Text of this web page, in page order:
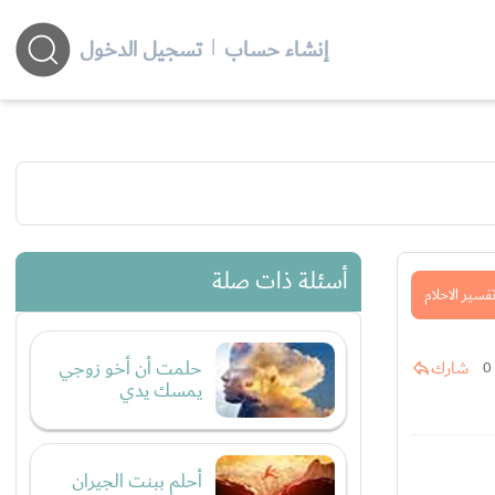
إنشاء حساب | تسجيل الدخول
تفسير الاحلام
0 شارك
أسئلة ذات صلة
حلمت أن أخو زوجي
يمسك يدي
أحلم ببنت الجيران